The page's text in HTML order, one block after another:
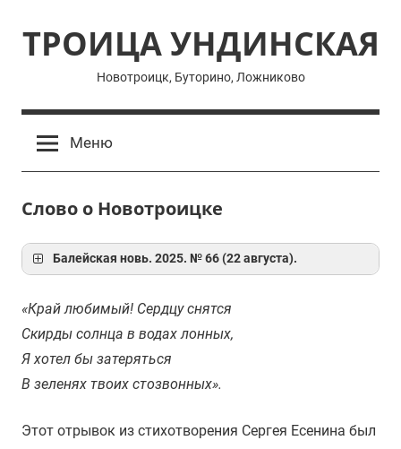
содержимому
ТРОИЦА УНДИНСКАЯ
Новотроицк, Буторино, Ложниково
Меню
Слово о Новотроицке
Балейская новь. 2025. № 66 (22 августа).
«Край любимый! Сердцу снятся
Скирды солнца в водах лонных,
Я хотел бы затеряться
В зеленях твоих стозвонных».
Этот отрывок из стихотворения Сергея Есенина был